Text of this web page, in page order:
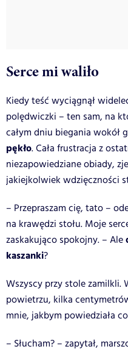
Serce mi waliło
Kiedy teść wyciągnął
polędwiczki – ten sam, na
całym dniu biegania wokół
pękło. Cała frustracja z
niezapowiedziane obiady,
jakiejkolwiek wdzięczności
– Przepraszam cię, tato –
na krawędzi stołu. Moje
zaskakująco spokojny. – Ale
kaszanki?
Wszyscy przy stole zamilkli.
powietrzu, kilka
mnie, jakbym powiedziała
– Słucham? – zapytał,